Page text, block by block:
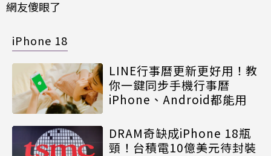
網友傻眼了
iPhone 18
LINE行事曆更新更好用！教
你一鍵同步手機行事曆
iPhone、Android都能用
DRAM奇缺成iPhone 18瓶
頸！台積電10億美元待封裝